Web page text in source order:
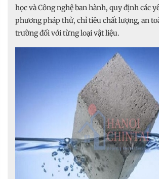
học và Công nghệ ban hành, quy định các
phương pháp thử, chỉ tiêu chất lượng, an
trường đối với từng loại vật liệu.